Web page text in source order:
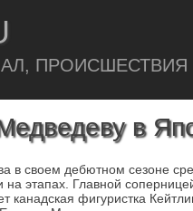
ПРОИСШЕСТВИЯ
в
в своем дебютном сезоне
этапах. Главной
канадская фигуристка